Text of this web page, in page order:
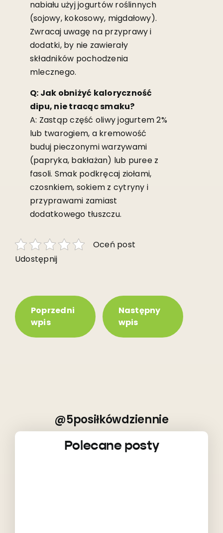
@5posiłkówdziennie
Polecane posty
nabiału użyj jogurtów roślinnych
(sojowy, kokosowy, migdałowy).
Zwracaj uwagę na przyprawy i
dodatki, by nie zawierały
składników pochodzenia
mlecznego.
Q: Jak obniżyć kaloryczność
dipu, nie tracąc smaku?
A: Zastąp część oliwy jogurtem 2%
lub twarogiem, a kremowość
buduj pieczonymi warzywami
(papryka, bakłażan) lub puree z
fasoli. Smak podkręcaj ziołami,
czosnkiem, sokiem z cytryny i
przyprawami zamiast
dodatkowego tłuszczu.
Oceń post
Udostępnij
Poprzedni
wpis
Następny
wpis